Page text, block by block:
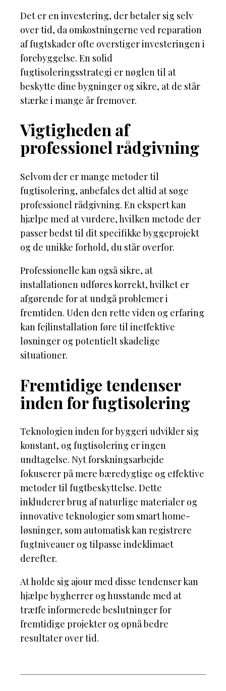
Det er en investering, der betaler sig selv
over tid, da omkostningerne ved reparation
af fugtskader ofte overstiger investeringen i
forebyggelse. En solid
fugtisoleringsstrategi er nøglen til at
beskytte dine bygninger og sikre, at de står
stærke i mange år fremover.
Vigtigheden af
professionel rådgivning
Selvom der er mange metoder til
fugtisolering, anbefales det altid at søge
professionel rådgivning. En ekspert kan
hjælpe med at vurdere, hvilken metode der
passer bedst til dit specifikke byggeprojekt
og de unikke forhold, du står overfor.
Professionelle kan også sikre, at
installationen udføres korrekt, hvilket er
afgørende for at undgå problemer i
fremtiden. Uden den rette viden og erfaring
kan fejlinstallation føre til ineffektive
løsninger og potentielt skadelige
situationer.
Fremtidige tendenser
inden for fugtisolering
Teknologien inden for byggeri udvikler sig
konstant, og fugtisolering er ingen
undtagelse. Nyt forskningsarbejde
fokuserer på mere bæredygtige og effektive
metoder til fugtbeskyttelse. Dette
inkluderer brug af naturlige materialer og
innovative teknologier som smart home-
løsninger, som automatisk kan registrere
fugtniveauer og tilpasse indeklimaet
derefter.
At holde sig ajour med disse tendenser kan
hjælpe bygherrer og husstande med at
træffe informerede beslutninger for
fremtidige projekter og opnå bedre
resultater over tid.